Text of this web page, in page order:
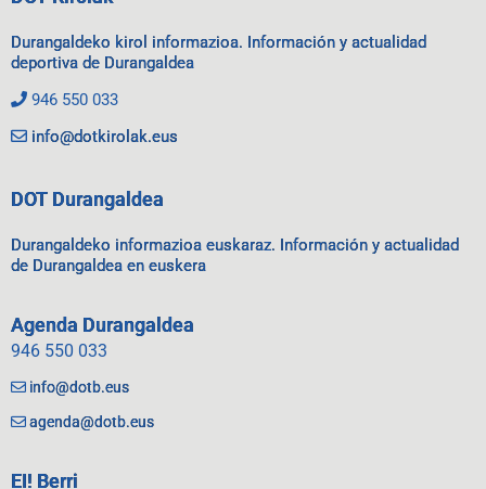
Durangaldeko kirol informazioa. Información y actualidad
deportiva de Durangaldea
946 550 033
info@dotkirolak.eus
DOT Durangaldea
Durangaldeko informazioa euskaraz. Información y actualidad
de Durangaldea en euskera
Agenda Durangaldea
946 550 033
info@dotb.eus
agenda@dotb.eus
EI! Berri